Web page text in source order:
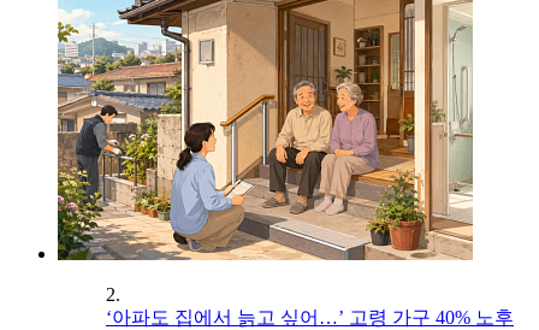
2.
‘아파도 집에서 늙고 싶어…’ 고령 가구 40% 노후